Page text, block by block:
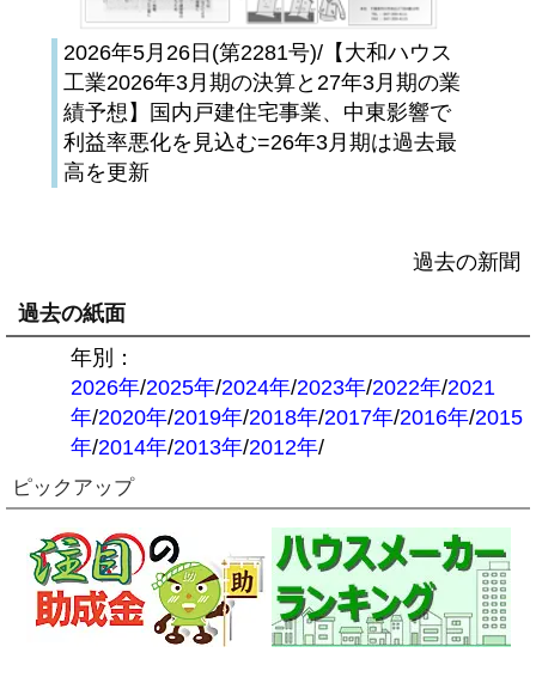
2026年5月26日(第2281号)/【大和ハウス
工業2026年3月期の決算と27年3月期の業
績予想】国内戸建住宅事業、中東影響で
利益率悪化を見込む=26年3月期は過去最
高を更新
過去の新聞
過去の紙面
年別：
2026年/2025年/2024年/2023年/2022年/2021
年/2020年/2019年/2018年/2017年/2016年/2015
年/2014年/2013年/2012年/
ピックアップ